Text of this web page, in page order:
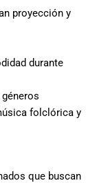
proyección y
durante
folclórica y
que buscan